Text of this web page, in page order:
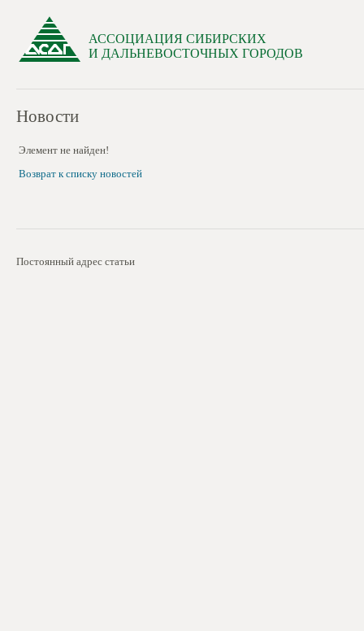
АССОЦИАЦИЯ СИБИРСКИХ
И ДАЛЬНЕВОСТОЧНЫХ ГОРОДОВ
Новости
Элемент не найден!
Возврат к списку новостей
Постоянный адрес статьи